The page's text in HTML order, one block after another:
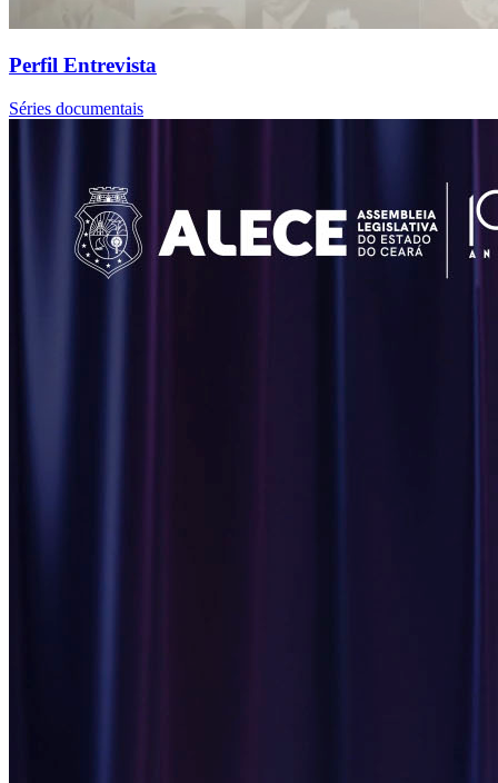
Perfil Entrevista
Séries documentais